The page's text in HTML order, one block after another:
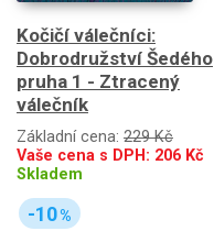
Kočičí válečníci:
Dobrodružství Šedého
pruha 1 - Ztracený
válečník
Základní cena: 229 Kč
Vaše cena s DPH: 206 Kč
Skladem
-10%